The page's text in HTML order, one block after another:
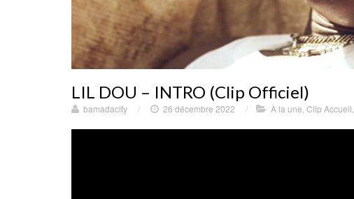
LIL DOU – INTRO (Clip Officiel)
bamadacity / 26 décembre 2022 / À la une Clip Accueil